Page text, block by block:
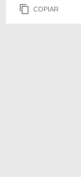
COPIAR